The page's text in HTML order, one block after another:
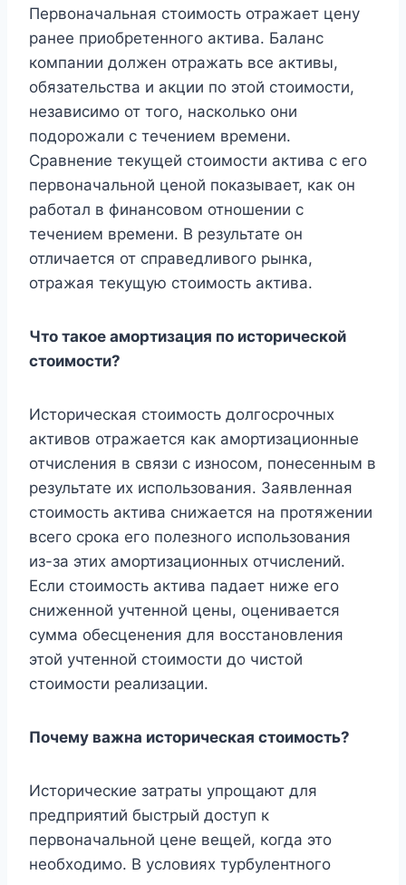
Первоначальная стоимость отражает цену
ранее приобретенного актива. Баланс
компании должен отражать все активы,
обязательства и акции по этой стоимости,
независимо от того, насколько они
подорожали с течением времени.
Сравнение текущей стоимости актива с его
первоначальной ценой показывает, как он
работал в финансовом отношении с
течением времени. В результате он
отличается от справедливого рынка,
отражая текущую стоимость актива.
Что такое амортизация по исторической
стоимости?
Историческая стоимость долгосрочных
активов отражается как амортизационные
отчисления в связи с износом, понесенным в
результате их использования. Заявленная
стоимость актива снижается на протяжении
всего срока его полезного использования
из-за этих амортизационных отчислений.
Если стоимость актива падает ниже его
сниженной учтенной цены, оценивается
сумма обесценения для восстановления
этой учтенной стоимости до чистой
стоимости реализации.
Почему важна историческая стоимость?
Исторические затраты упрощают для
предприятий быстрый доступ к
первоначальной цене вещей, когда это
необходимо. В условиях турбулентного